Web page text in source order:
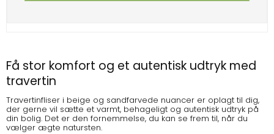
Få stor komfort og et autentisk udtryk med
travertin
Travertinfliser i beige og sandfarvede nuancer er oplagt til dig,
der gerne vil sætte et varmt, behageligt og autentisk udtryk på
din bolig. Det er den fornemmelse, du kan se frem til, når du
vælger ægte natursten.